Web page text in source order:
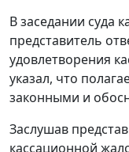
В заседании суда
представитель
удовлетворения
указал, что
законными и
Заслушав
кассационной